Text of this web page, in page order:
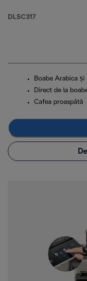
Cappuccino și filtru
DLSC317
Boabe Arabica și
Direct de la
Cafea proaspătă